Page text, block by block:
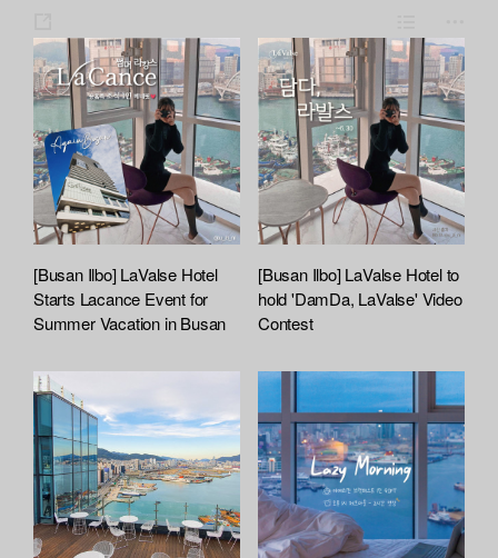
r
d
:
:
f
i
l
e
A
t
t
a
h
e
d
L
i
s
t
h
a
e
i
s
t
[Busan Ilbo] LaValse Hotel
Starts Lacance Event for
Summer Vacation in Busan
[Busan Ilbo] LaValse Hotel to
hold 'DamDa, LaValse' Video
Contest